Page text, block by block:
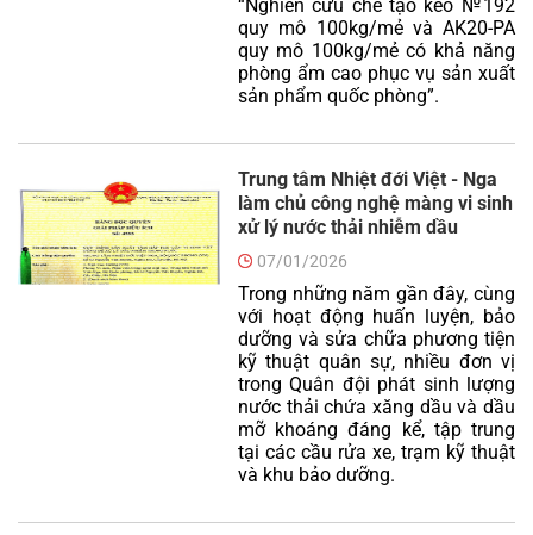
“Nghiên cứu chế tạo keo №192
quy mô 100kg/mẻ và AK20-PA
quy mô 100kg/mẻ có khả năng
phòng ẩm cao phục vụ sản xuất
sản phẩm quốc phòng”.
Trung tâm Nhiệt đới Việt - Nga
làm chủ công nghệ màng vi sinh
xử lý nước thải nhiễm dầu
07/01/2026
Trong những năm gần đây, cùng
với hoạt động huấn luyện, bảo
dưỡng và sửa chữa phương tiện
kỹ thuật quân sự, nhiều đơn vị
trong Quân đội phát sinh lượng
nước thải chứa xăng dầu và dầu
mỡ khoáng đáng kể, tập trung
tại các cầu rửa xe, trạm kỹ thuật
và khu bảo dưỡng.